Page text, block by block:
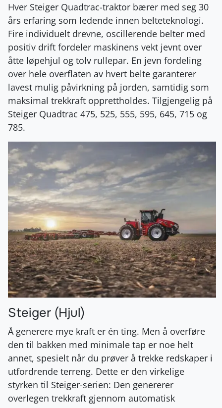
Hver Steiger Quadtrac-traktor bærer med seg 30
års erfaring som ledende innen belteteknologi.
Fire individuelt drevne, oscillerende belter med
positiv drift fordeler maskinens vekt jevnt over
åtte løpehjul og tolv rullepar. En jevn fordeling
over hele overflaten av hvert belte garanterer
lavest mulig påvirkning på jorden, samtidig som
maksimal trekkraft opprettholdes. Tilgjengelig på
Steiger Quadtrac 475, 525, 555, 595, 645, 715 og
785.
Steiger (Hjul)
Å generere mye kraft er én ting. Men å overføre
den til bakken med minimale tap er noe helt
annet, spesielt når du prøver å trekke redskaper i
utfordrende terreng. Dette er den virkelige
styrken til Steiger-serien: Den genererer
overlegen trekkraft gjennom automatisk